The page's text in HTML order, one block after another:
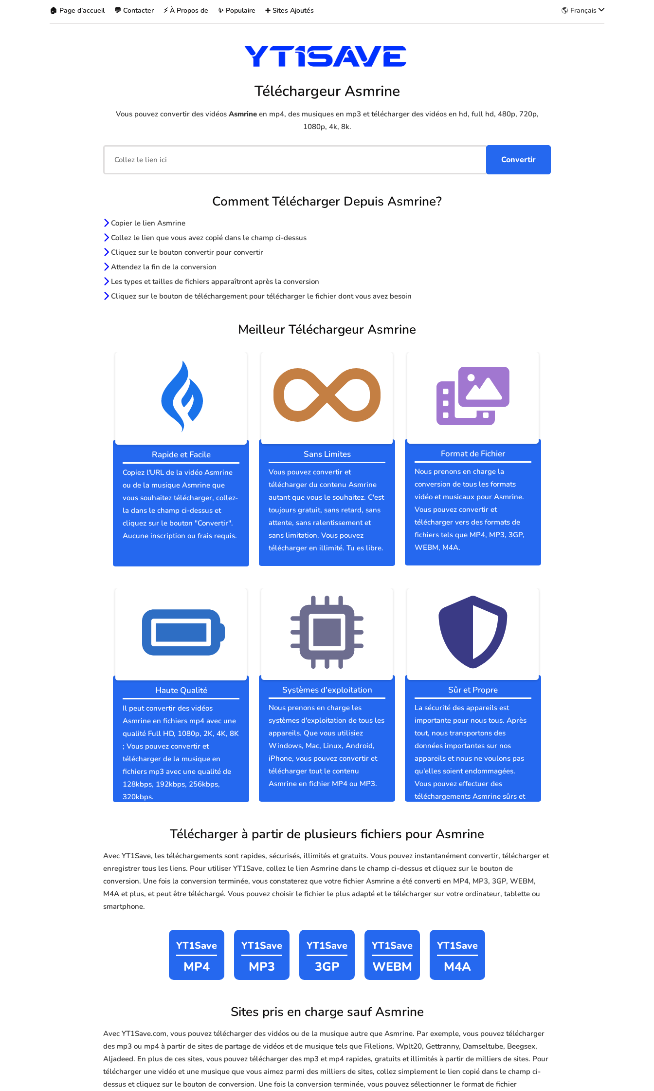
🏠 Page d’accueil 💬 Contacter ⚡ À Propos de ✨ Populaire ➕ Sites Ajoutés 🌎 Français
Téléchargeur Asmrine
Vous pouvez convertir des vidéos Asmrineen mp4, des musiques en mp3 et télécharger des vidéos en hd, full hd, 480p, 720p,
1080p, 4k, 8k.
Comment Télécharger Depuis Asmrine?
Copier le lien Asmrine
Collez le lien que vous avez copié dans le champ ci-dessus
Cliquez sur le bouton convertir pour convertir
Attendez la fin de la conversion
Les types et tailles de fichiers apparaîtront après la conversion
Cliquez sur le bouton de téléchargement pour télécharger le fichier dont vous avez besoin
Meilleur Téléchargeur Asmrine
Rapide et Facile
Copiez l'URL de la vidéo Asmrine
ou de la musique Asmrine que
vous souhaitez télécharger, collez-
la dans le champ ci-dessus et
cliquez sur le bouton "Convertir".
Aucune inscription ou frais requis.
Sans Limites
Vous pouvez convertir et
télécharger du contenu Asmrine
autant que vous le souhaitez. C'est
toujours gratuit, sans retard, sans
attente, sans ralentissement et
sans limitation. Vous pouvez
télécharger en illimité. Tu es libre.
Format de Fichier
Nous prenons en charge la
conversion de tous les formats
vidéo et musicaux pour Asmrine.
Vous pouvez convertir et
télécharger vers des formats de
fichiers tels que MP4, MP3, 3GP,
WEBM, M4A.
Haute Qualité
Il peut convertir des vidéos
Asmrine en fichiers mp4 avec une
qualité Full HD, 1080p, 2K, 4K, 8K
; Vous pouvez convertir et
télécharger de la musique en
fichiers mp3 avec une qualité de
128kbps, 192kbps, 256kbps,
320kbps.
Systèmes d'exploitation
Nous prenons en charge les
systèmes d'exploitation de tous les
appareils. Que vous utilisiez
Windows, Mac, Linux, Android,
iPhone, vous pouvez convertir et
télécharger tout le contenu
Asmrine en fichier MP4 ou MP3.
Sûr et Propre
La sécurité des appareils est
importante pour nous tous. Après
tout, nous transportons des
données importantes sur nos
appareils et nous ne voulons pas
qu'elles soient endommagées.
Vous pouvez effectuer des
téléchargements Asmrine sûrs et
Télécharger à partir de plusieurs fichiers pour Asmrine
Avec YT1Save, les téléchargements sont rapides, sécurisés, illimités et gratuits. Vous pouvez instantanément convertir, télécharger et
enregistrer tous les liens. Pour utiliser YT1Save, collez le lien Asmrine dans le champ ci-dessus et cliquez sur le bouton de
conversion. Une fois la conversion terminée, vous constaterez que votre fichier Asmrine a été converti en MP4, MP3, 3GP, WEBM,
M4A et plus, et peut être téléchargé. Vous pouvez choisir le fichier le plus adapté et le télécharger sur votre ordinateur, tablette ou
smartphone.
YT1Save
MP4
YT1Save
MP3
YT1Save
3GP
YT1Save
WEBM
YT1Save
M4A
Sites pris en charge sauf Asmrine
Avec YT1Save.com, vous pouvez télécharger des vidéos ou de la musique autre que Asmrine. Par exemple, vous pouvez télécharger
des mp3 ou mp4 à partir de sites de partage de vidéos et de musique tels que Filelions, Wplt20, Gettranny, Damseltube, Beegsex,
Aljadeed. En plus de ces sites, vous pouvez télécharger des mp3 et mp4 rapides, gratuits et illimités à partir de milliers de sites. Pour
télécharger une vidéo et une musique que vous aimez parmi des milliers de sites, collez simplement le lien copié dans le champ ci-
dessus et cliquez sur le bouton de conversion. Une fois la conversion terminée, vous pouvez sélectionner le format de fichier